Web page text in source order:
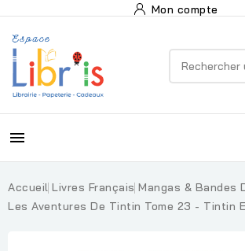
Mon compte

Accueil Livres Français Mangas & Bandes
Les Aventures De Tintin Tome 23 - Tintin